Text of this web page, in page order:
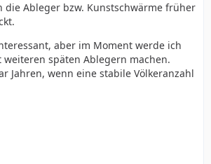
die Ableger bzw. Kunstschwärme früher
aber im Moment werde ich
weiteren späten Ablegern machen.
Jahren, wenn eine stabile Völkeranzahl